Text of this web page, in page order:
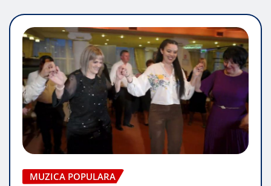
MUZICA POPULARA